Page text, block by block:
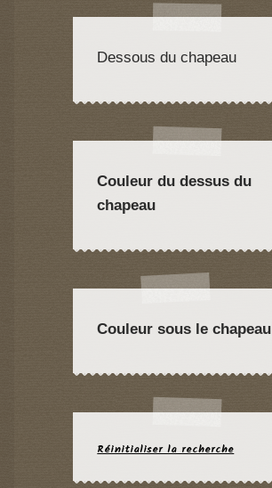
Dessous du chapeau
Couleur du dessus du
chapeau
Couleur sous le chapeau
Réinitialiser la recherche